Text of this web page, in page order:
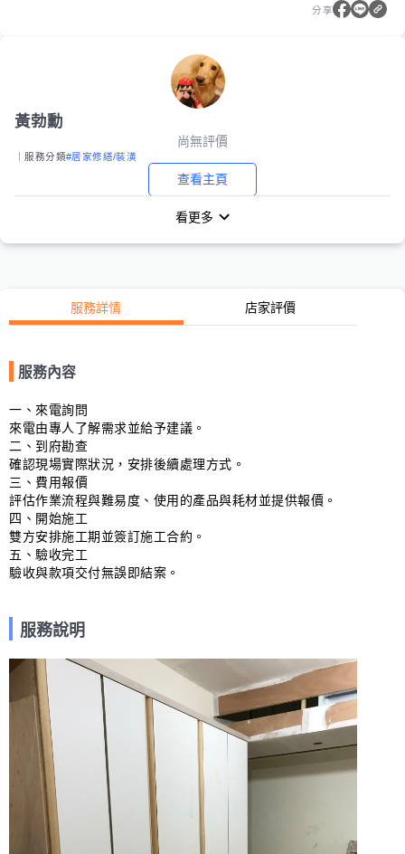
分享
黃勃勳
尚無評價
｜服務分類#居家修繕/裝潢
查看主頁
看更多
服務詳情 店家評價
服務內容
一、來電詢問
來電由專人了解需求並給予建議。
二、到府勘查
確認現場實際狀況，安排後續處理方式。
三、費用報價
評估作業流程與難易度、使用的產品與耗材並提供報價。
四、開始施工
雙方安排施工期並簽訂施工合約。
五、驗收完工
驗收與款項交付無誤即結案。
服務說明